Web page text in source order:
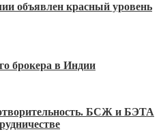
объявлен красный уровень
брокера в Индии
БСЖ и БЭТА